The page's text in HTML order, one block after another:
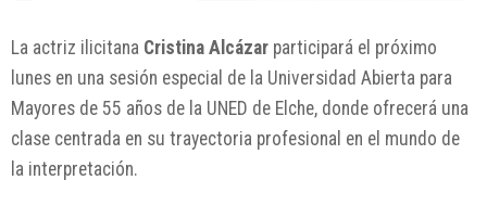
La actriz ilicitana Cristina Alcázar participará el próximo
lunes en una sesión especial de la Universidad Abierta para
Mayores de 55 años de la UNED de Elche, donde ofrecerá una
clase centrada en su trayectoria profesional en el mundo de
la interpretación.